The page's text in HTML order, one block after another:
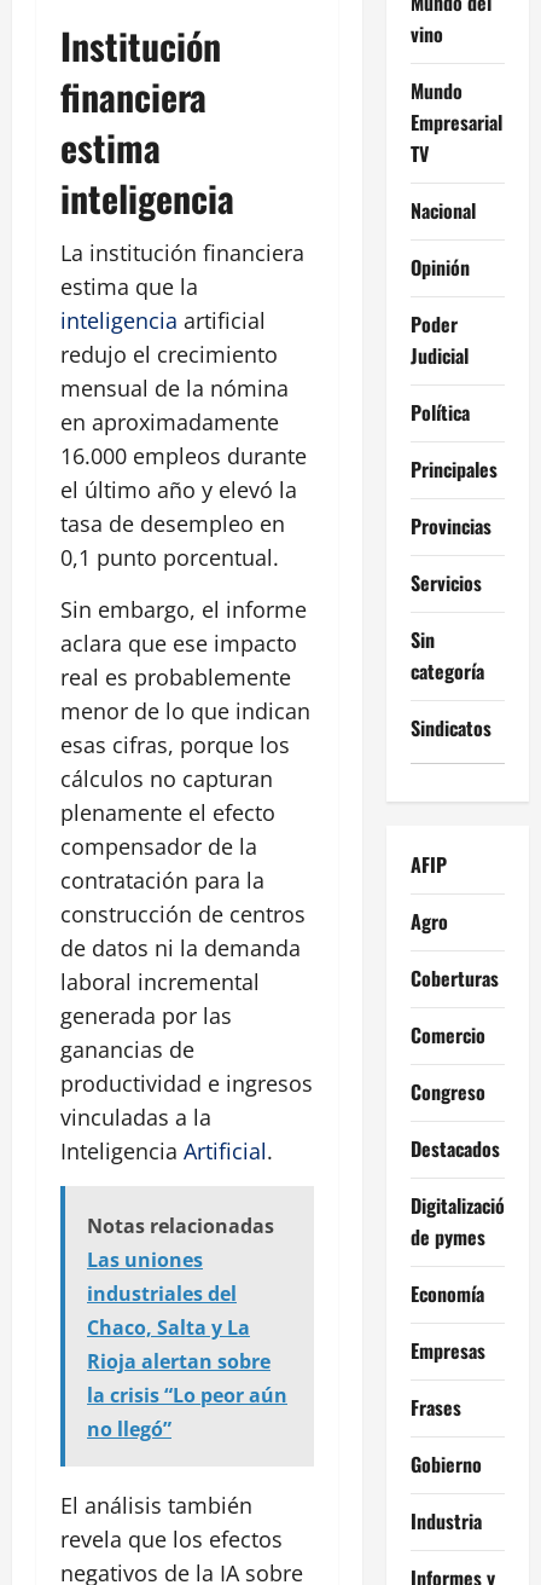
Institución
financiera
estima
inteligencia
La institución financiera
estima que la
inteligencia artificial
redujo el crecimiento
mensual de la nómina
en aproximadamente
16.000 empleos durante
el último año y elevó la
tasa de desempleo en
0,1 punto porcentual.
Sin embargo, el informe
aclara que ese impacto
real es probablemente
menor de lo que indican
esas cifras, porque los
cálculos no capturan
plenamente el efecto
compensador de la
contratación para la
construcción de centros
de datos ni la demanda
laboral incremental
generada por las
ganancias de
productividad e ingresos
vinculadas a la
Inteligencia Artificial.
Notas relacionadas
Las uniones
industriales del
Chaco, Salta y La
Rioja alertan sobre
la crisis “Lo peor aún
no llegó”
El análisis también
revela que los efectos
negativos de la IA sobre
vino
Mundo
Empresarial
TV
Nacional
Opinión
Poder
Judicial
Política
Principales
Provincias
Servicios
Sin
categoría
Sindicatos
AFIP
Agro
Coberturas
Comercio
Congreso
Destacados
Digitalización
de pymes
Economía
Empresas
Frases
Gobierno
Industria
Informes y